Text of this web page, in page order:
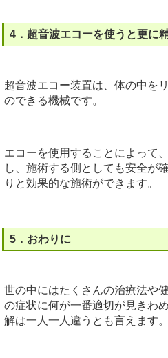
4．超音波エコーを使うと更に
超音波エコー装置は、体の中を
のできる機械です。
エコーを使用することによって
し、施術する側としても安全が
りと効果的な施術ができます。
5．おわりに
世の中にはたくさんの治療法や
の症状に何が一番適切が見きわ
解は一人一人違うとも言えます。